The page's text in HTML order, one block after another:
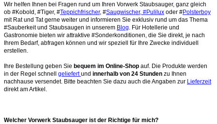
Wir helfen Ihnen bei Fragen rund um Ihren Vorwerk Staubsauger, ganz gleich
ob #Kobold, #Tiger, #Teppichfrischer, #Saugwischer, #Pulilux oder #Polsterboy
mit Rat und Tat gerne weiter und informieren Sie exklusiv rund um das Thema
#Sauberkeit und Staubsaugen in unserem Blog . Für Hotellerie und
Gastronomie bieten wir attraktive #Sonderkonditionen, die Sie direkt, je nach
Ihrem Bedarf, abfragen können und wir speziell für Ihre Zwecke individuell
erstellen.
Ihre Bestellung geben Sie bequem im Online-Shop auf. Die Produkte werden
in der Regel schnell geliefertund innerhalb von 24 Stunden zu Ihnen
nachhause versendet. Bitte beachten Sie dazu auch die Angaben zur Lieferzeit
direkt am Artikel.
Welcher Vorwerk Staubsauger ist der Richtige für mich?